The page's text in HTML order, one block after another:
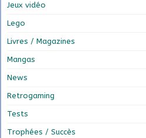
Jeux vidéo
Lego
Livres / Magazines
Mangas
News
Retrogaming
Tests
Trophées / Succès